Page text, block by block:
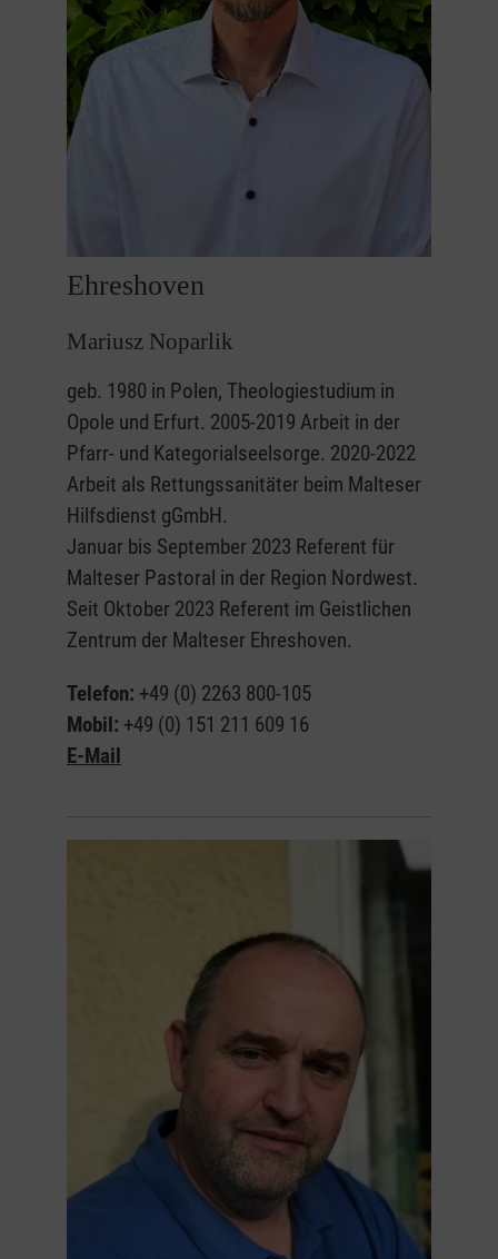
Ehreshoven
Mariusz Noparlik
geb. 1980 in Polen, Theologiestudium in
Opole und Erfurt. 2005-2019 Arbeit in der
Pfarr- und Kategorialseelsorge. 2020-2022
Arbeit als Rettungssanitäter beim Malteser
Hilfsdienst gGmbH.
Januar bis September 2023 Referent für
Malteser Pastoral in der Region Nordwest.
Seit Oktober 2023 Referent im Geistlichen
Zentrum der Malteser Ehreshoven.
Telefon: +49 (0) 2263 800-105
Mobil: +49 (0) 151 211 609 16
E-Mail